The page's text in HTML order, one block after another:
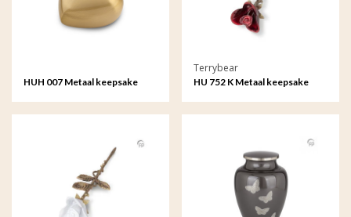
HUH 007 Metaal keepsake
Terrybear
HU 752 K Metaal keepsake